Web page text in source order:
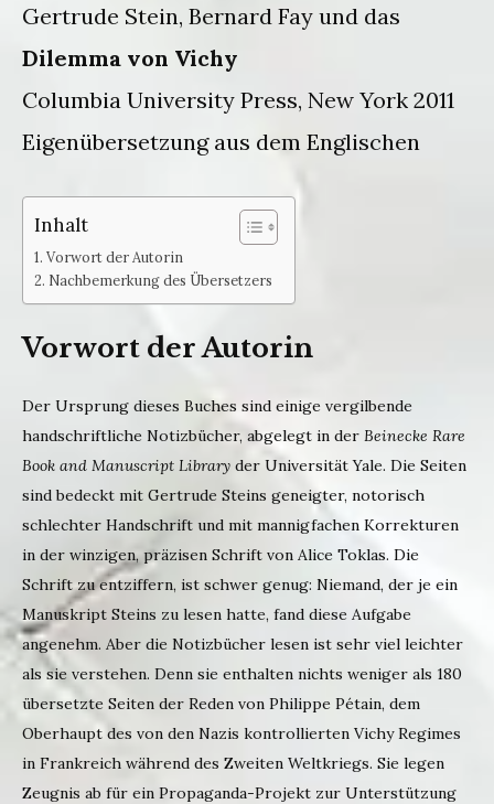
Gertrude Stein, Bernard Fay und das
Dilemma von Vichy
Columbia University Press, New York 2011
Eigenübersetzung aus dem Englischen
Inhalt
Vorwort der Autorin
Nachbemerkung des Übersetzers
Vorwort der Autorin
Der Ursprung dieses Buches sind einige vergilbende
handschriftliche Notizbücher, abgelegt in der Beinecke Rare
Book and Manuscript Library der Universität Yale. Die Seiten
sind bedeckt mit Gertrude Steins geneigter, notorisch
schlechter Handschrift und mit mannigfachen Korrekturen
in der winzigen, präzisen Schrift von Alice Toklas. Die
Schrift zu entziffern, ist schwer genug: Niemand, der je ein
Manuskript Steins zu lesen hatte, fand diese Aufgabe
angenehm. Aber die Notizbücher lesen ist sehr viel leichter
als sie verstehen. Denn sie enthalten nichts weniger als 180
übersetzte Seiten der Reden von Philippe Pétain, dem
Oberhaupt des von den Nazis kontrollierten Vichy Regimes
in Frankreich während des Zweiten Weltkriegs. Sie legen
Zeugnis ab für ein Propaganda-Projekt zur Unterstützung